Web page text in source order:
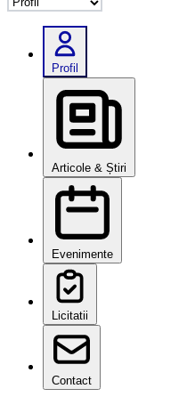
Profil
Articole & Știri
Evenimente
Licitatii
Contact